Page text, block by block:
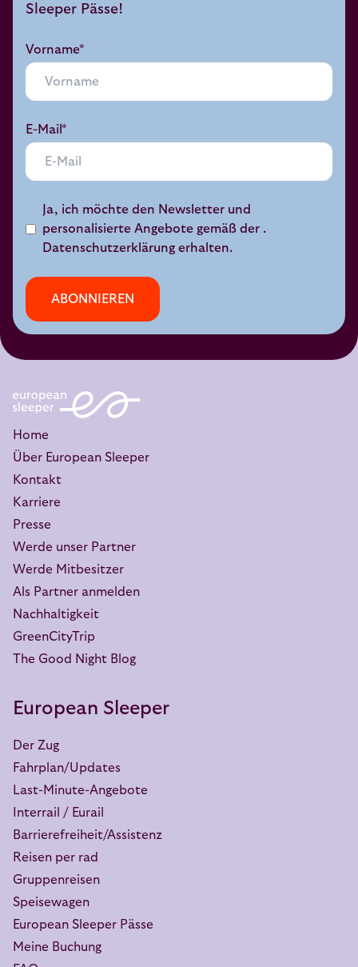
Sleeper Pässe!
Vorname*
E-Mail*
Ja, ich möchte den Newsletter und
personalisierte Angebote gemäß der .
Datenschutzerklärung erhalten.
ABONNIEREN
Home
Über European Sleeper
Kontakt
Karriere
Presse
Werde unser Partner
Werde Mitbesitzer
Als Partner anmelden
Nachhaltigkeit
GreenCityTrip
The Good Night Blog
European Sleeper
Der Zug
Fahrplan/Updates
Last-Minute-Angebote
Interrail / Eurail
Barrierefreiheit/Assistenz
Reisen per rad
Gruppenreisen
Speisewagen
European Sleeper Pässe
Meine Buchung